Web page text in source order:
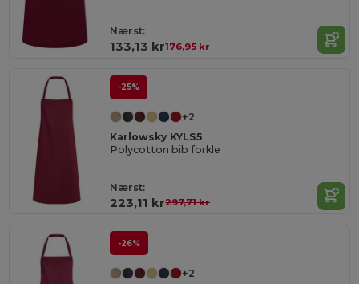
Nærst:
133,13 kr176,95 kr
-25%
+2
Karlowsky KYLS5
Polycotton bib forkle
Nærst:
223,11 kr297,71 kr
-26%
+2